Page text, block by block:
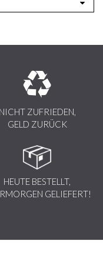
NICHT ZUFRIEDEN,
GELD ZURÜCK
HEUTE BESTELLT,
GELIEFERT!